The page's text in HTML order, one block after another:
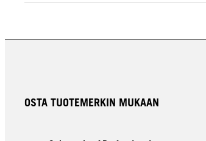
OSTA TUOTEMERKIN MUKAAN